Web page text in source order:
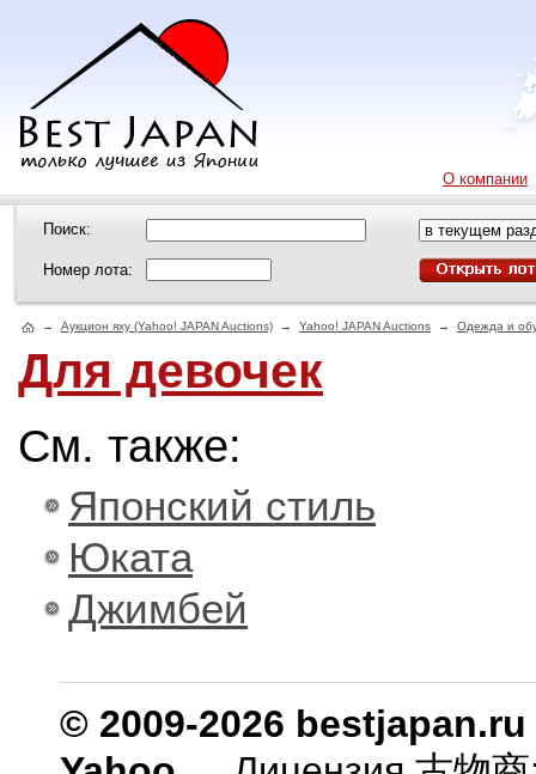
О компании
Поиск:
Номер лота:
→ Аукцион яху (Yahoo! JAPAN Auctions) → Yahoo! JAPAN Auctions → Одежда и
Для девочек
См. также:
Японский стиль
Юката
Джимбей
© 2009-2026